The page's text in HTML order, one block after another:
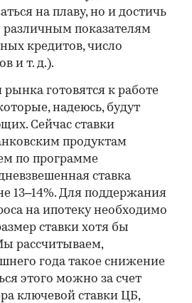
на плаву, но и достичь
различным показателям
кредитов, число
и т. д.).
готовятся к работе
надеюсь, будут
Сейчас ставки
продуктам
по программе
ставка
13–14%. Для поддержания
на ипотеку необходимо
ставки хотя бы
рассчитываем,
года такое снижение
этого можно за счет
ключевой ставки ЦБ,